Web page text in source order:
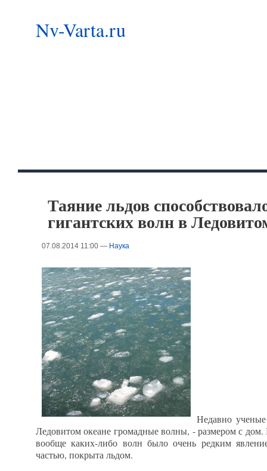
Nv-Varta.ru
Таяние льдов
гигантских волн в
07.08.2014 11:00 — Наука
Недавно
Ледовитом океане громадные волны, - размером с дом.
вообще каких-либо волн было очень редким
частью, покрыта льдом.